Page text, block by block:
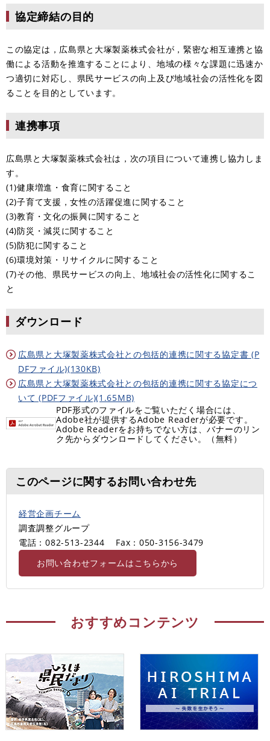
協定締結の目的
この協定は，広島県と大塚製薬株式会社が，緊密な相互連携と協
働による活動を推進することにより、地域の様々な課題に迅速か
つ適切に対応し、県民サービスの向上及び地域社会の活性化を図
ることを目的としています。
連携事項
広島県と大塚製薬株式会社は，次の項目について連携し協力しま
す。
(1)健康増進・食育に関すること
(2)子育て支援，女性の活躍促進に関すること
(3)教育・文化の振興に関すること
(4)防災・減災に関すること
(5)防犯に関すること
(6)環境対策・リサイクルに関すること
(7)その他、県民サービスの向上、地域社会の活性化に関するこ
と
ダウンロード
広島県と大塚製薬株式会社との包括的連携に関する協定書 (P
DFファイル)(130KB)
広島県と大塚製薬株式会社との包括的連携に関する協定につ
いて (PDFファイル)(1.65MB)
PDF形式のファイルをご覧いただく場合には、
Adobe社が提供するAdobe Readerが必要です。
Adobe Readerをお持ちでない方は、バナーのリン
ク先からダウンロードしてください。（無料）
このページに関するお問い合わせ先
経営企画チーム
調査調整グループ
電話：082-513-2344
Fax：050-3156-3479
お問い合わせフォームはこちらから
おすすめコンテンツ